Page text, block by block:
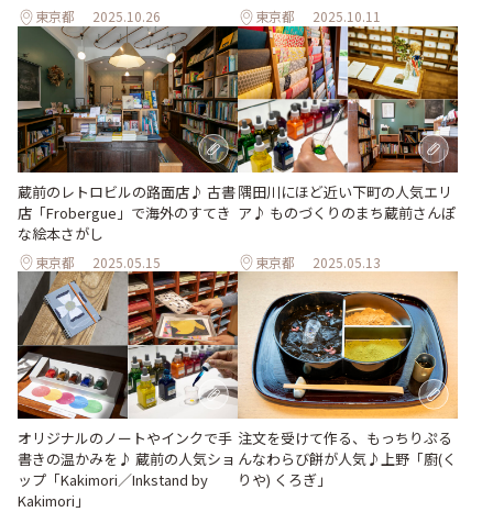
東京都 2025.10.26 東京都 2025.10.11
蔵前のレトロビルの路面店♪ 古書
店「Frobergue」で海外のすてき
な絵本さがし
東京都 2025.05.15
隅田川にほど近い下町の人気エリ
ア♪ ものづくりのまち蔵前さんぽ
東京都 2025.05.13
オリジナルのノートやインクで手
書きの温かみを♪ 蔵前の人気ショ
ップ「Kakimori／Inkstand by
Kakimori」
注文を受けて作る、もっちりぷる
んなわらび餅が人気♪上野「廚(く
りや) くろぎ」